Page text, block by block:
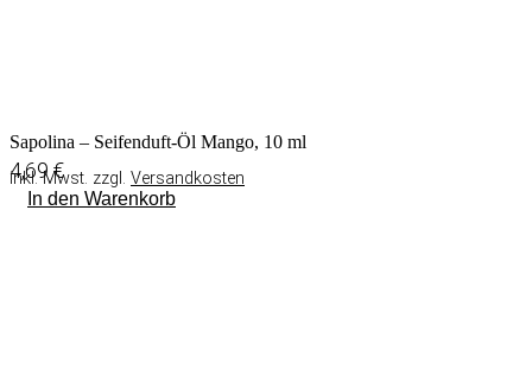
Sapolina – Seifenduft-Öl Mango, 10 ml
4,69€
inkl. Mwst. zzgl. Versandkosten
In den Warenkorb